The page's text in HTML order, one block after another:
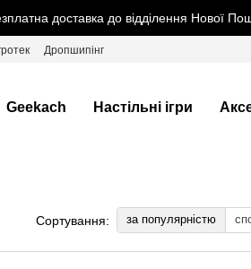
доставка до відділення Нової
Дропшипінг
Geekach Настільні ігри
Сортування: за популярністю